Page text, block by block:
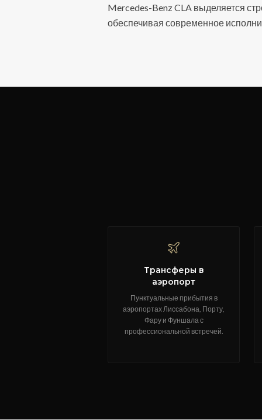
Mercedes-Benz CLA выделяется
обеспечивая современное
Трансферы в
аэропорт
Пунктуальные прибытия в
аэропортах Лиссабона, Порту,
Фару и Фуншала с
профессиональной встречей.